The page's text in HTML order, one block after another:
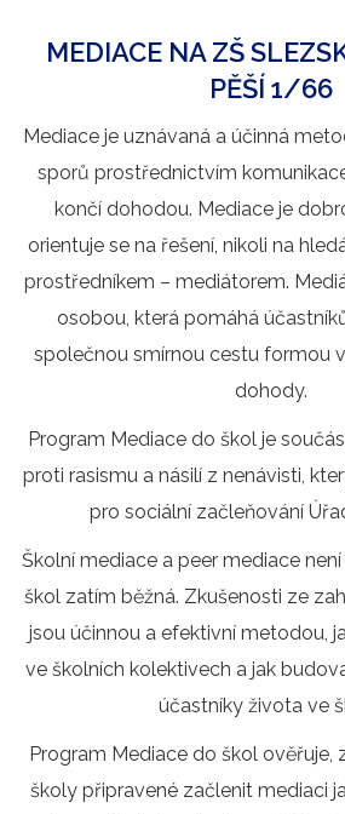
MEDIACE NA ZŠ
PĚŠÍ 1/66
Mediace je uznávaná a účinná
sporů prostřednictvím
končí dohodou. Mediace je
orientuje se na řešení, nikoli na
prostředníkem – mediátorem.
osobou, která pomáhá
společnou smírnou cestu formou
dohody.
Program Mediace do škol je
proti rasismu a násilí z nenávisti,
pro sociální začleňování
Školní mediace a peer mediace
škol zatím běžná. Zkušenosti ze
jsou účinnou a efektivní metodou,
ve školních kolektivech a jak
účastníky života ve
Program Mediace do škol ověřuje,
školy připravené začlenit mediaci